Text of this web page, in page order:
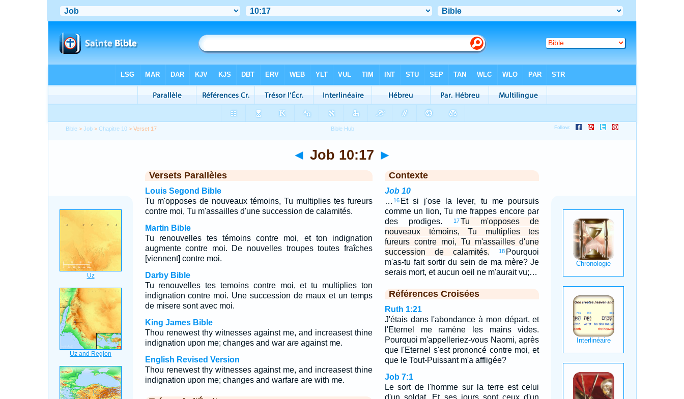
Bible >Job >Chapitre 10 > Verset 17
◄ Job 10:17 ►
Versets Parallèles
Louis Segond Bible
Tu m'opposes de nouveaux témoins, Tu multiplies tes fureurs
contre moi, Tu m'assailles d'une succession de calamités.
Martin Bible
Tu renouvelles tes témoins contre moi, et ton indignation
augmente contre moi. De nouvelles troupes toutes fraîches
[viennent] contre moi.
Darby Bible
Tu renouvelles tes temoins contre moi, et tu multiplies ton
indignation contre moi. Une succession de maux et un temps
de misere sont avec moi.
King James Bible
Thou renewest thy witnesses against me, and increasest thine
indignation upon me; changes and war areagainst me.
English Revised Version
Thou renewest thy witnesses against me, and increasest thine
indignation upon me; changes and warfare are with me.
Contexte
Job 10
… 16 Et si j'ose la lever, tu me poursuis
comme un lion, Tu me frappes encore par
des prodiges.
17Tu m'opposes de
nouveaux témoins, Tu multiplies tes
fureurs contre moi, Tu m'assailles d'une
succession de calamités.
18 Pourquoi
m'as-tu fait sortir du sein de ma mère? Je
serais mort, et aucun oeil ne m'aurait vu;…
Références Croisées
Ruth 1:21
J'étais dans l'abondance à mon départ, et
l'Eternel me ramène les mains vides.
Pourquoi m'appelleriez-vous Naomi, après
que l'Eternel s'est prononcé contre moi, et
que le Tout-Puissant m'a affligée?
Job 7:1
Le sort de l'homme sur la terre est celui
d'un soldat, Et ses jours sont ceux d'un